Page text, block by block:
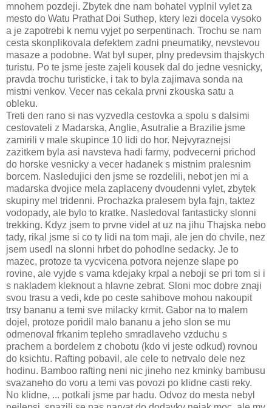
mnohem pozdeji. Zbytek dne nam bohatel vyplnil vylet za
mesto do Watu Prathat Doi Suthep, ktery lezi docela vysoko
a je zapotrebi k nemu vyjet po serpentinach. Trochu se nam
cesta skonplikovala defektem zadni pneumatiky, nevstevou
masaze a podobne. Wat byl super, plny predevsim thajskych
turistu. Po te jsme jeste zajeli kousek dal do jedne vesnicky,
pravda trochu turisticke, i tak to byla zajimava sonda na
mistni venkov. Vecer nas cekala prvni zkouska satu a
obleku.
Treti den rano si nas vyzvedla cestovka a spolu s dalsimi
cestovateli z Madarska, Anglie, Asutralie a Brazilie jsme
zamirili v male skupince 10 lidi do hor. Nejvyraznejsi
zazitkem byla asi navsteva hadi farmy, podvecerni prichod
do horske vesnicky a vecer hadanek s mistnim pralesnim
borcem. Nasledujici den jsme se rozdelili, nebot jen mi a
madarska dvojice mela zaplaceny dvoudenni vylet, zbytek
skupiny mel tridenni. Prochazka pralesem byla fajn, taktez
vodopady, ale bylo to kratke. Nasledoval fantasticky slonni
trekking. Kdyz jsem to prvne videl at uz na jihu Thajska nebo
tady, rikal jsme si co ty lidi na tom maji, ale jen do chvile, nez
jsem usedl na slonni hrbet do pohodlne sedacky. Je to
mazec, protoze ta vycvicena potvora nejenze slape po
rovine, ale vyjde s vama kdejaky krpal a neboji se pri tom si i
s nakladem kleknout a hlavne zebrat. Sloni moc dobre znaji
svou trasu a vedi, kde po ceste sahibove mohou nakoupit
trsy bananu a temi sve milacky krmit. Gabor na to malem
dojel, protoze poridil malo bananu a jeho slon se mu
odmenoval frkanim tepleho smradlaveho vzduchu s
prachem a bordelem z chobotu (kdo vi jeste odkud) rovnou
do ksichtu. Rafting pobavil, ale cele to netrvalo dele nez
hodinu. Bamboo rafting neni nic jineho nez kminky bambusu
svazaneho do voru a temi vas povozi po klidne casti reky.
No klidne, ... potkali jsme par hadu. Odvoz do mesta nebyl